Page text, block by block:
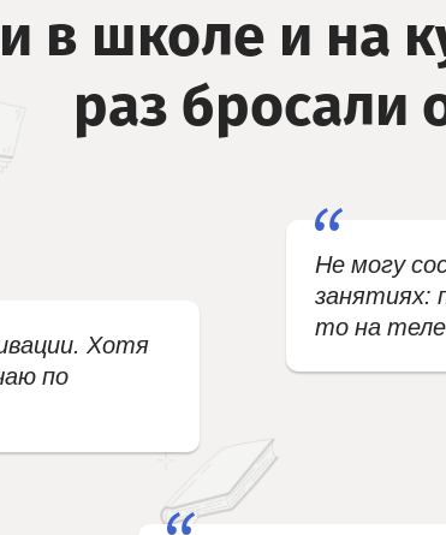
в школе и на
раз бросали
Хотя
по
Не могу
занятиях:
то на